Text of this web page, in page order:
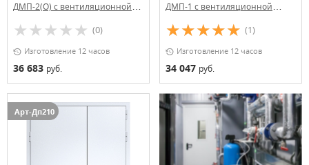
ДМП-2(О) с вентиляционной
(600х400)
(0)
Изготовление 12 часов
36 683 руб.
ДМП-1 с вентиляционной
решеткой и рисунком (ручки
«хром»)
(1)
Изготовление 12 часов
34 047 руб.
Арт-Дп210